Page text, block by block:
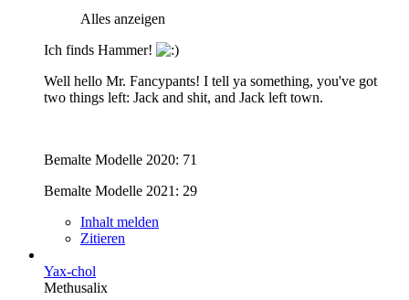
Alles anzeigen
Ich finds Hammer!
Well hello Mr. Fancypants! I tell ya something, you've got
two things left: Jack and shit, and Jack left town.
Bemalte Modelle 2020: 71
Bemalte Modelle 2021: 29
Inhalt melden
Zitieren
Yax-chol
Methusalix